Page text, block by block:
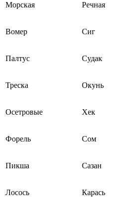
Морская Речная
Вомер Сиг
Палтус Судак
Треска Окунь
Осетровые Хек
Форель Сом
Пикша Сазан
Лосось Карась